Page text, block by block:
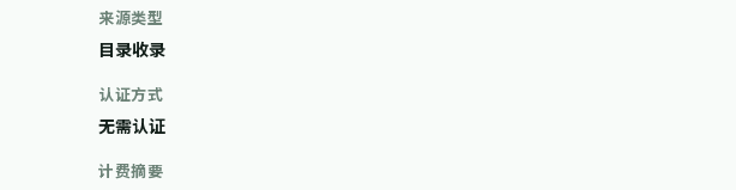
来源类型
目录收录
认证方式
无需认证
计费摘要